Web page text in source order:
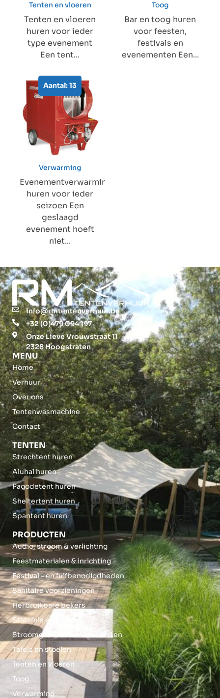
Tenten en vloeren
Tenten en vloeren
huren voor ieder
type evenement
Een tent...
Toog
Bar en toog huren
voor feesten,
festivals en
evenementen Een...
Aantal: 13
Verwarming
Evenementverwarming
huren voor ieder
seizoen Een
geslaagd
evenement hoeft
niet...
info@rmtentenverhuur.be
+32 (0)479 094 197
Onze Lieve Vrouwstraat 11
2328 Hoogstraten
MENU
Home
Verhuur
Over ons
Tentenwasmachine
Contact
TENTEN
Strechtent huren
Aluhal huren
Pagodetent huren
Sheltertent huren
Spantent huren
PRODUCTEN
Audio, stroom & verlichting
Feestmaterialen & inrichting
Festival – en fuifbenodigdheden
Sanitaire voorzieningen
Herbruikbare bekers
Statafels en krukken
Stroomgroepen en lichtmasten
Tafels en stoelen
Tenten en vloeren
Toog
Verwarming